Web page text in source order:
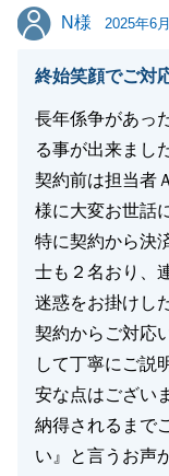
しております。
今後もご縁がご
ら嬉しく思いま
N様
N様 2025年6
終始笑顔でご対
長年係争があっ
る事が出来まし
契約前は担当者
様に大変お世話
特に契約から決
士も２名おり、
迷惑をお掛けし
契約からご対応
して丁寧にご説
安な点はござい
納得されるまで
い』と言うお声